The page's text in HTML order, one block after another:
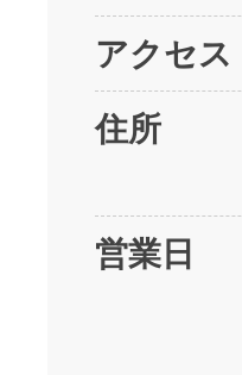
アクセス
住所
営業日